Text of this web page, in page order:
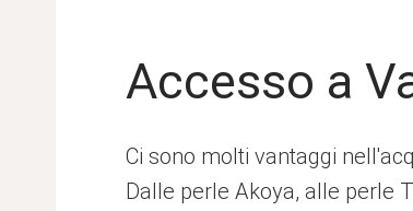
Accesso a
Ci sono molti vantaggi
Dalle perle Akoya, alle perle